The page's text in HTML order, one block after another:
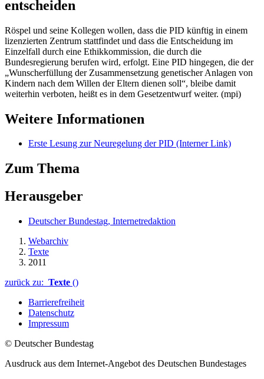
entscheiden
Röspel und seine Kollegen wollen, dass die PID künftig in einem
lizenzierten Zentrum stattfindet und dass die Entscheidung im
Einzelfall durch eine Ethikkommission, die durch die
Bundesregierung berufen wird, erfolgt. Eine PID hingegen, die der
„Wunscherfüllung der Zusammensetzung genetischer Anlagen von
Kindern nach dem Willen der Eltern dienen soll“, bleibe damit
weiterhin verboten, heißt es in dem Gesetzentwurf weiter. (mpi)
Weitere Informationen
Erste Lesung zur Neuregelung der PID (Interner Link)
Zum Thema
Herausgeber
Deutscher Bundestag, Internetredaktion
Webarchiv
Texte
2011
zurück zu: Texte ()
Barrierefreiheit
Datenschutz
Impressum
© Deutscher Bundestag
Ausdruck aus dem Internet-Angebot des Deutschen Bundestages